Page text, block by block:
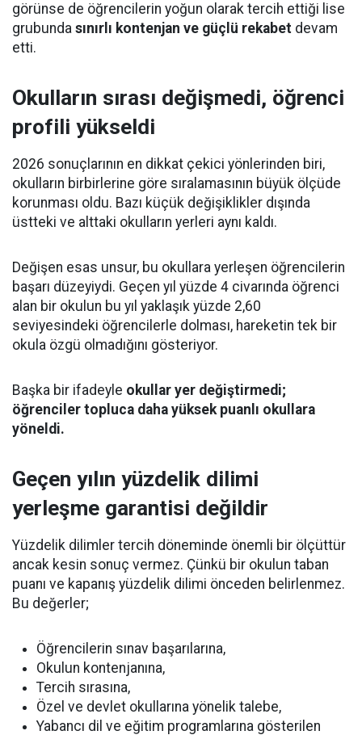
görünse de öğrencilerin yoğun olarak tercih ettiği lise
grubunda sınırlı kontenjan ve güçlü rekabet devam
etti.
Okulların sırası değişmedi, öğrenci
profili yükseldi
2026 sonuçlarının en dikkat çekici yönlerinden biri,
okulların birbirlerine göre sıralamasının büyük ölçüde
korunması oldu. Bazı küçük değişiklikler dışında
üstteki ve alttaki okulların yerleri aynı kaldı.
Değişen esas unsur, bu okullara yerleşen öğrencilerin
başarı düzeyiydi. Geçen yıl yüzde 4 civarında öğrenci
alan bir okulun bu yıl yaklaşık yüzde 2,60
seviyesindeki öğrencilerle dolması, hareketin tek bir
okula özgü olmadığını gösteriyor.
Başka bir ifadeyle okullar yer değiştirmedi;
öğrenciler topluca daha yüksek puanlı okullara
yöneldi.
Geçen yılın yüzdelik dilimi
yerleşme garantisi değildir
Yüzdelik dilimler tercih döneminde önemli bir ölçüttür
ancak kesin sonuç vermez. Çünkü bir okulun taban
puanı ve kapanış yüzdelik dilimi önceden belirlenmez.
Bu değerler;
Öğrencilerin sınav başarılarına,
Okulun kontenjanına,
Tercih sırasına,
Özel ve devlet okullarına yönelik talebe,
Yabancı dil ve eğitim programlarına gösterilen